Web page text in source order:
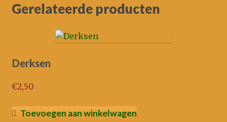
Gerelateerde producten
Derksen
€2,50
Toevoegen aan winkelwagen